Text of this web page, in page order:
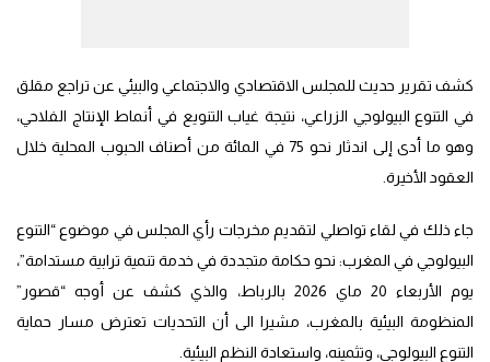
كشف تقرير حديث للمجلس الاقتصادي والاجتماعي والبيئي عن تراجع مقلق
في التنوع البيولوجي الزراعي، نتيجة غياب التنويع في أنماط الإنتاج الفلاحي،
وهو ما أدى إلى اندثار نحو 75 في المائة من أصناف الحبوب المحلية خلال
العقود الأخيرة.
جاء ذلك في لقاء تواصلي لتقديم مخرجات رأي المجلس في موضوع “التنوع
البيولوجي في المغرب: نحو حكامة متجددة في خدمة تنمية ترابية مستدامة”،
يوم الأربعاء 20 ماي 2026 بالرباط، والذي كشف عن أوجه “قصور”
المنظومة البيئية بالمغرب، مشيرا الى أن التحديات تعترض مسار حماية
التنوع البيولوجي، وتثمينه، واستعادة النظم البيئية.